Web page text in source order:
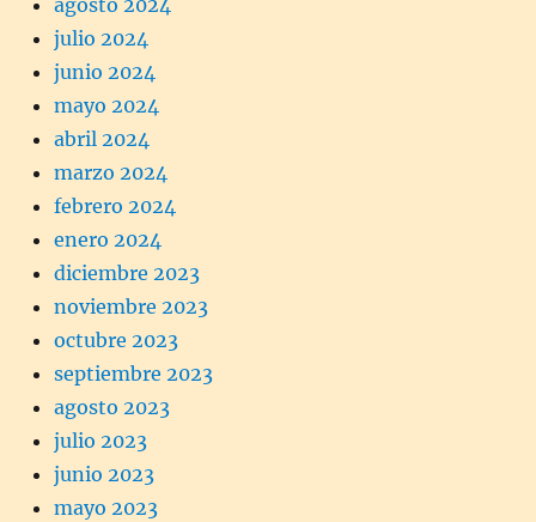
agosto 2024
julio 2024
junio 2024
mayo 2024
abril 2024
marzo 2024
febrero 2024
enero 2024
diciembre 2023
noviembre 2023
octubre 2023
septiembre 2023
agosto 2023
julio 2023
junio 2023
mayo 2023